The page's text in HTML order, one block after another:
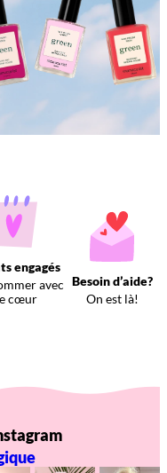
engagés
avec
cœur
Besoin d’aide?
On est là!